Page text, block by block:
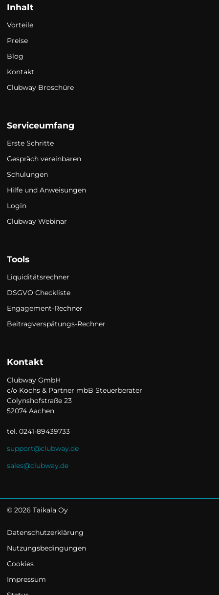
Inhalt
Vorteile
Preise
Blog
Kontakt
Clubway Broschüre
Serviceumfang
Erste Schritte
Gespräch vereinbaren
Schulungen
Hilfe und Anweisungen
Login
Clubway Webinar
Tools
Liquiditätsrechner
DSGVO Checkliste
Engagement-Rechner
Beitragverspätungs-Rechner
Kontakt
Clubway GmbH
c/o Kochs & Partner mbB Steuerberater
Colynshofstraße 23
52074 Aachen
tel. 0241-89439733
support@clubway.de
sales@clubway.de
© 2026 Taikala Oy
Datenschutzerklärung
Nutzungsbedingungen
Cookies
Impressum